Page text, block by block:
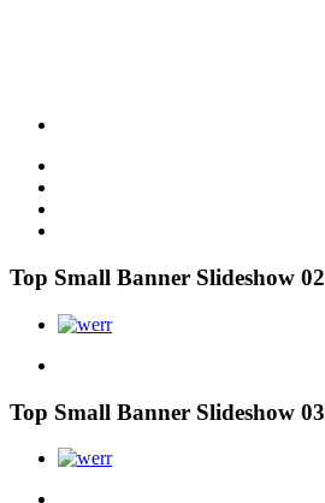
Top Small Banner Slideshow 02
Top Small Banner Slideshow 03